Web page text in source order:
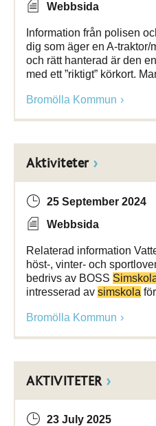
Webbsida
Information från polisen
dig som äger en A-traktor/
och rätt hanterad är den
med ett ”riktigt” körkort.
Bromölla Kommun
Aktiviteter
25 September 2024
Webbsida
Relaterad information
höst-, vinter- och
bedrivs av BOSS
intresserad av simskola
Bromölla Kommun
AKTIVITETER
23 July 2025